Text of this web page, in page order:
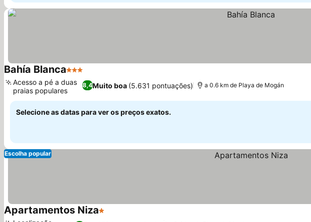
Bahía Blanca3 Estrelas
8,4Muito boa (5.631 pontuações)
Acesso a pé a duas
praias populares
a 0.6 km de Playa de Mogán
Selecione as datas para ver os preços exatos.
Escolha popular
Apartamentos Niza1 Estrelas